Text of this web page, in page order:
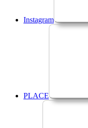
Instagram
PLACE